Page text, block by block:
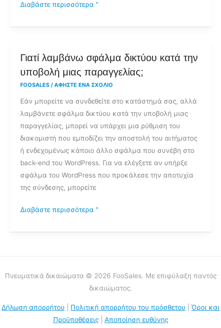
Διαβάστε περισσότερα "
Γιατί λαμβάνω σφάλμα δικτύου κατά την
υποβολή μιας παραγγελίας;
FOOSALES / ΑΦΉΣΤΕ ΈΝΑ ΣΧΌΛΙΟ
Εάν μπορείτε να συνδεθείτε στο κατάστημά σας, αλλά
λαμβάνετε σφάλμα δικτύου κατά την υποβολή μιας
παραγγελίας, μπορεί να υπάρχει μια ρύθμιση του
διακομιστή που εμποδίζει την αποστολή του αιτήματος
ή ενδεχομένως κάποιο άλλο σφάλμα που συνέβη στο
back-end του WordPress. Για να ελέγξετε αν υπήρξε
σφάλμα του WordPress που προκάλεσε την αποτυχία
της σύνδεσης, μπορείτε
Γιατί
λαμβάνω
κατά
την
υποβολή
μιας
παραγγελίας;
Διαβάστε περισσότερα "
Πνευματικά δικαιώματα © 2026 FooSales. Με επιφύλαξη παντός
δικαιώματος.
Δήλωση απορρήτου Πολιτική απορρήτου του πρόσθετου
Όροι και
Προϋποθέσεις| Αποποίηση ευθύνης